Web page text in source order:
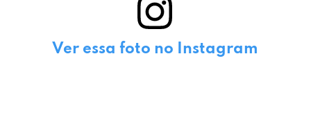
Ver essa foto no Instagram